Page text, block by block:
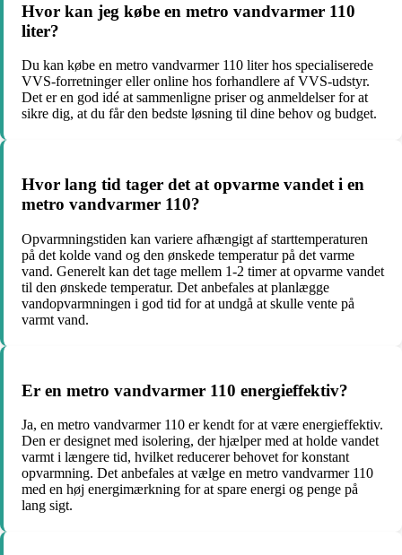
Hvor kan jeg købe en metro vandvarmer 110
liter?
Du kan købe en metro vandvarmer 110 liter hos specialiserede
VVS-forretninger eller online hos forhandlere af VVS-udstyr.
Det er en god idé at sammenligne priser og anmeldelser for at
sikre dig, at du får den bedste løsning til dine behov og budget.
Hvor lang tid tager det at opvarme vandet i en
metro vandvarmer 110?
Opvarmningstiden kan variere afhængigt af starttemperaturen
på det kolde vand og den ønskede temperatur på det varme
vand. Generelt kan det tage mellem 1-2 timer at opvarme vandet
til den ønskede temperatur. Det anbefales at planlægge
vandopvarmningen i god tid for at undgå at skulle vente på
varmt vand.
Er en metro vandvarmer 110 energieffektiv?
Ja, en metro vandvarmer 110 er kendt for at være energieffektiv.
Den er designet med isolering, der hjælper med at holde vandet
varmt i længere tid, hvilket reducerer behovet for konstant
opvarmning. Det anbefales at vælge en metro vandvarmer 110
med en høj energimærkning for at spare energi og penge på
lang sigt.